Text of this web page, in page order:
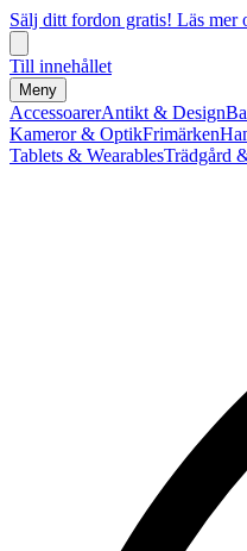
Sälj ditt fordon gratis! Läs mer
Till innehållet
Meny
AccessoarerAntikt & Design
Kameror & OptikFrimärken
Tablets & WearablesTrädgård